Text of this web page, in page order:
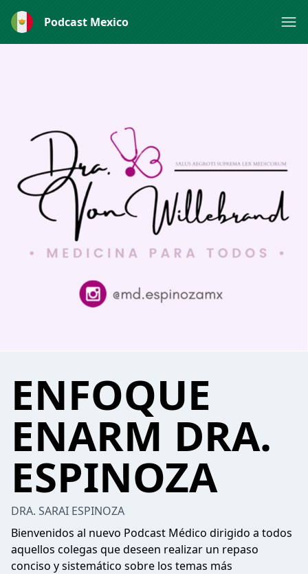
Podcast Mexico
ENFOQUE
ENARM DRA.
ESPINOZA
DRA. SARAI ESPINOZA
Bienvenidos al nuevo Podcast Médico dirigido a todos
aquellos colegas que deseen realizar un repaso
conciso y sistemático sobre los temas más